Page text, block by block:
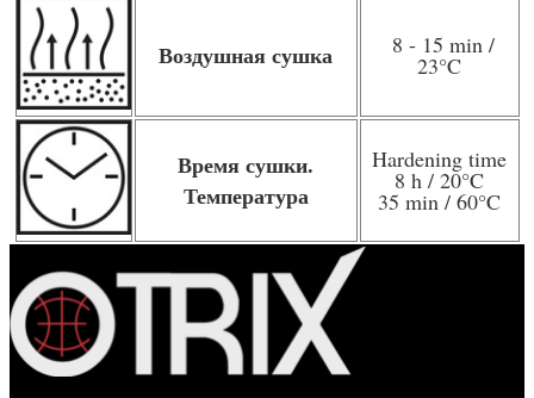
Воздушная сушка 8 - 15 min /
23°C
Время сушки.
Температура
Hardening time
8 h / 20°C
35 min / 60°C